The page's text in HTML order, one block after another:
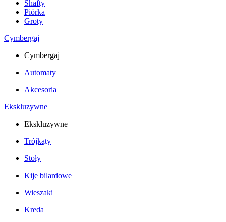
Shafty
Piórka
Groty
Cymbergaj
Cymbergaj
Automaty
Akcesoria
Ekskluzywne
Ekskluzywne
Trójkąty
Stoły
Kije bilardowe
Wieszaki
Kreda